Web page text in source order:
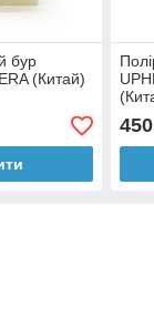
бур
(Китай)
450